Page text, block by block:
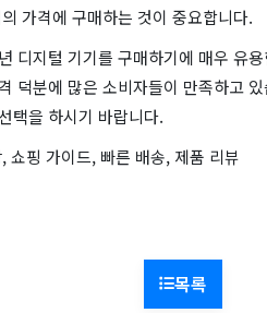
가격에 구매하는 것이 중요합니다.
디지털 기기를 구매하기에 매우 유
덕분에 많은 소비자들이 만족하고
택을 하시기 바랍니다.
쇼핑 가이드, 빠른 배송, 제품 리뷰
목록